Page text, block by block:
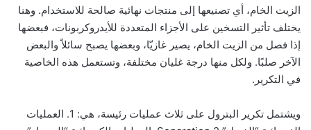
الزيت الخام، أي تصنيعها إلى منتجات نهائية صالحة للاستخدام. وهنا
يختلف تأثير التسخين على الأجزاء المتعددة للأيدروكربونات، فبعضها
إذا فصل من الزيت الخام، يصير غازيّا، وبعضها يصبح سائلاً والبعض
الآخر صلبًا. ولكل منها درجة غليان مختلفة، وتستعمل هذه الخاصية
في التكرير.
ويشتمل تكرير البترول على ثلاث عمليات رئيسة، هي: 1. العمليات